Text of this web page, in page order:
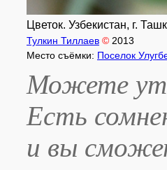
Цветок. Узбекистан, г.
Тулкин Тиллаев © 2013
Место съёмки: Поселок
Можете
Есть
и вы